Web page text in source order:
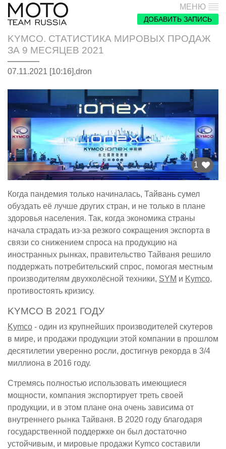
МЕНЮ
ДОБАВИТЬ ЗАПИСЬ
KYMCO. СТАТИСТИКА МИРОВЫХ ПРОДАЖ
ЗА 9 МЕСЯЦЕВ 2021
07.11.2021 [10:16],dron
1
Когда пандемия только начиналась, Тайвань сумел
обуздать её лучше других стран, и не только в плане
здоровья населения. Так, когда экономика страны
начала страдать из-за резкого сокращения экспорта в
связи со снижением спроса на продукцию на
иностранных рынках, правительство Тайваня решило
поддержать потребительский спрос, помогая местным
производителям двухколёсной техники, SYM и Kymco,
противостоять кризису.
KYMCO В 2021 ГОДУ
Kymco - один из крупнейших производителей скутеров
в мире, и продажи продукции этой компании в прошлом
десятилетии уверенно росли, достигнув рекорда в 3/4
миллиона в 2016 году.
Стремясь полностью использовать имеющиеся
мощности, компания экспортирует треть своей
продукции, и в этом плане она очень зависима от
внутреннего рынка Тайваня. В 2020 году благодаря
государственной поддержке он был достаточно
устойчивым, и мировые продажи Kymco составили